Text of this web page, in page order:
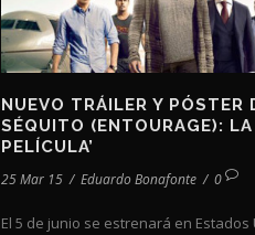
NUEVO TRÁILER Y PÓSTER
SÉQUITO (ENTOURAGE): LA
PELÍCULA’
25 Mar 15 / Eduardo Bonafonte / 0
El 5 de junio se estrenará en Estados